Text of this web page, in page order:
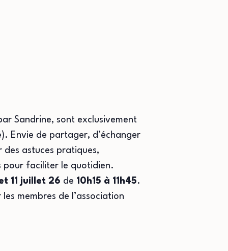
Sandrine, sont exclusivement
Envie de partager, d’échanger
des astuces pratiques,
pour faciliter le quotidien.
11 juillet 26 de 10h15 à 11h45.
membres de l’association